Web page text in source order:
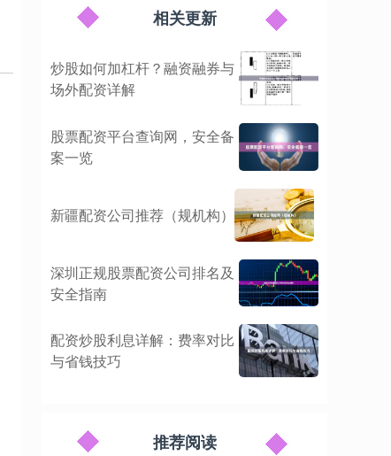
相关更新
炒股如何加杠杆？融资融券与
场外配资详解
股票配资平台查询网，安全备
案一览
新疆配资公司推荐（规机构）
深圳正规股票配资公司排名及
安全指南
配资炒股利息详解：费率对比
与省钱技巧
推荐阅读